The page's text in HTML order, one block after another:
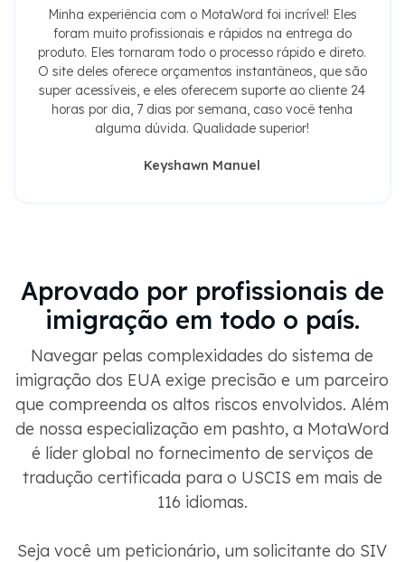
Minha experiência com o MotaWord foi incrível! Eles
foram muito profissionais e rápidos na entrega do
produto. Eles tornaram todo o processo rápido e direto.
O site deles oferece orçamentos instantâneos, que são
super acessíveis, e eles oferecem suporte ao cliente 24
horas por dia, 7 dias por semana, caso você tenha
alguma dúvida. Qualidade superior!
Keyshawn Manuel
Aprovado por profissionais de
imigração em todo o país.
Navegar pelas complexidades do sistema de
imigração dos EUA exige precisão e um parceiro
que compreenda os altos riscos envolvidos. Além
de nossa especialização em pashto, a MotaWord
é líder global no fornecimento de serviços de
tradução certificada para o USCIS em mais de
116 idiomas.
Seja você um peticionário, um solicitante do SIV